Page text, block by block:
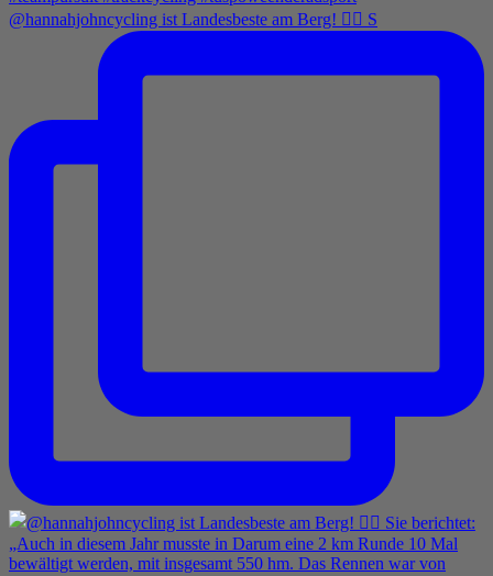
@hannahjohncycling ist Landesbeste am Berg! 🚵‍♀️ S